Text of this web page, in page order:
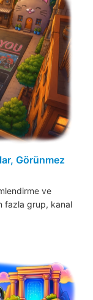
Görünmez
ve
fazla grup, kanal